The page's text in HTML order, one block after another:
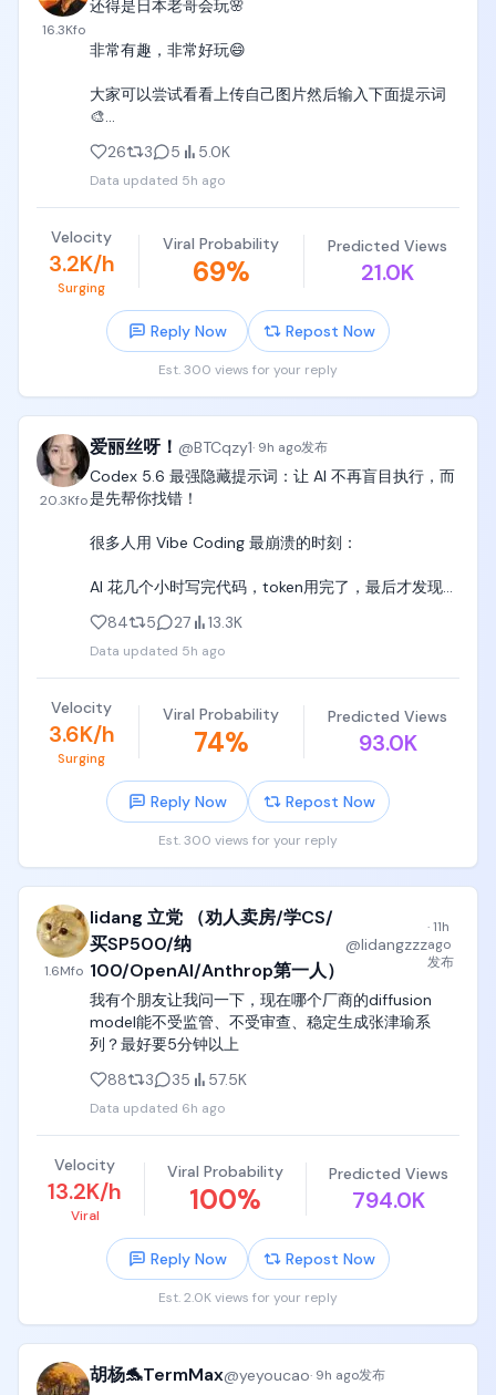
Surf——从"链上彭博终端"切入，目前已涉足 vibe
AI 操作系统，把智能决策、链上执行和生态服务整合
到一起，专门服务 OPC（One-Person Company）
Codex——作为 OpenAI 的核心产品线之一，独立周
活用户约 800 万，是该赛道产品的参考天花板。
投资者 22.5%
团队 20%
生态 20%
金库 20%
营销 11.5%
空投 6%
投资者和团队的代币设有 12 个月锁定期，且筹码集中
度较高。
开盘时的主要抛压来源是空投的 6% + 营销的部分解锁
代币，整体流通量可控。
4/ 结语
个人持有 $DOS 空投。
利益相关，DYOR。
16.3Kfo
还得是日本老哥会玩🌸
非常有趣，非常好玩😄
大家可以尝试看看上传自己图片然后输入下面提示词
🎨
Seedance 2.5 prompt 👇
【风格】日本大型综艺水上闯关特别节目（Japanese
TV Game Show，Live-Action Broadcast），多机位
实时转播，4K真实摄影（Photorealistic），高饱和夏
日色彩，全片实时无慢动作
【时长】30秒
到右一字排开。第一关：5米高木制起跳台，头顶缆绳
湿滑。第三关：四块间距不等的方形跳板浮块，随水
波上下起伏。第四关：一面倾斜的蓝色湿滑爬坡墙，
顶端垂下几根抓绳。第五关：横架在水面上的巨大黄
靠电机持续匀速自转，粗细刚好能被手臂和双腿环
全垫。背景棕榈树、大型水滑梯、灯架、解说席、坐
【角色】挑战者（成年日本女性，结实健康的运动体
【固定项】五关的位置尺寸颜色与连接关系全片不
变；画面中始终只有一名挑战者；开场头发和衣服是
干的，只有落水后才自然湿透；圆形浮盘和黄色管道
在出现的所有镜头中都必须是持续转动的
[00:00-00:03] 镜头1：泰山绳蹬出（Eye-level
Medium → Wide Pull-back，ENG Camera）
画面：她双手握住绳子站在5米高台边缘，脚趾扣住台
沿。
台词：「絶対クリアします！」（我一定要通关！）
动作：蜂鸣器一响，她用力向前蹬出，滑轮沿缆绳向
右滑行，身体在水面上方划出钟摆轨迹，头发被风向
后带起。
解说：「まずはターザンロープ！」（首先是泰山
绳！）
音效：起跳蜂鸣器、滑轮滑行声、全场欢呼。
[00:03-00:07] 镜头2：转盘落地（Fixed Side
Shot）
镜头：浮盘侧面固定机位，人、绳、转盘同框。
画面：红黄配色的圆形浮盘正在水面上持续匀速自
动作：她松开绳子落上转盘，双脚一沾就被转盘带着
26 3 5 5.0K
Data updated 5h ago
Velocity
3.2K/h
Surging
Viral Probability
69%
Predicted Views
21.0K
Reply Now Repost Now
Est. 300 views for your reply
20.3Kfo
爱丽丝呀！ @BTCqzy1· 9h ago发布
Codex 5.6 最强隐藏提示词：让 AI 不再盲目执行，而
是先帮你找错！
很多人用 Vibe Coding 最崩溃的时刻：
AI 花几个小时写完代码，token用完了，最后才发现
因为 AI 擅长执行，却不会主动质疑你的想法。
分享一个我反复测试后的codex提示词，让 Codex 开
启高级工程师评审模式：
“在执行任何任务前，请先进行独立判断：
检查我的需求是否存在错误前提、逻辑漏洞、信息缺
明确区分：已确认事实、合理推测、未验证假设
涉及代码、数据、版本和技术结论时，请先验证，不
要编造。
如果信息不足，请先提出需要确认的问题，而不是自
行补全。
在执行前，评估方案的长期维护成本和可能影响。”
换成这种方式后，Codex 最大的变化：
1️⃣ 提前发现问题
2️⃣ 优化技术决策
不只是完成功能，而是帮助找到更可靠的实现方案。
3️⃣ 减少无效返工
把问题解决在写代码之前，比后面不断重构更省时
间。
84 5 27 13.3K
Data updated 5h ago
Velocity
3.6K/h
Surging
Viral Probability
74%
Predicted Views
93.0K
Reply Now Repost Now
Est. 300 views for your reply
1.6Mfo
lidang 立党 （劝人卖房/学CS/
买SP500/纳
100/OpenAI/Anthrop第一人）
@lidangzzz
·11h
ago
发布
我有个朋友让我问一下，现在哪个厂商的diffusion
model能不受监管、不受审查、稳定生成张津瑜系
列？最好要5分钟以上
88
3 35 57.5K
Data updated 6h ago
Velocity
13.2K/h
Viral
Viral Probability
100%
Predicted Views
794.0K
Reply Now Repost Now
Est. 2.0K views for your reply
胡杨🐬TermMax@yeyoucao· 9h ago发布